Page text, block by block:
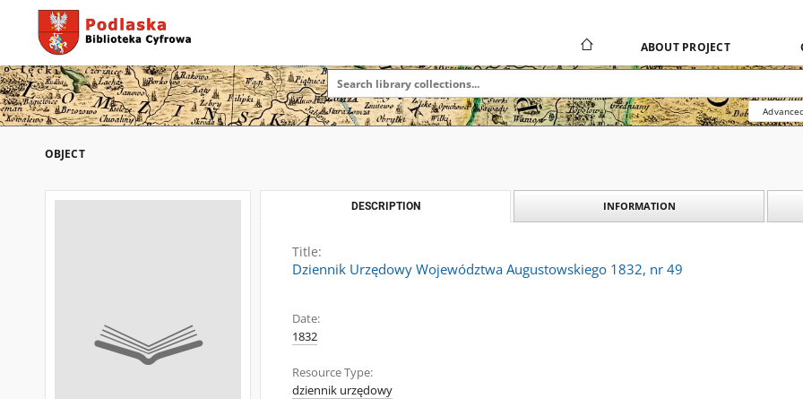
ABOUT PROJECT
OBJECT
DESCRIPTION INFORMATION
Title:
Dziennik Urzędowy Województwa Augustowskiego 1832, nr 49
Date:
1832
Resource Type:
dziennik urzędowy